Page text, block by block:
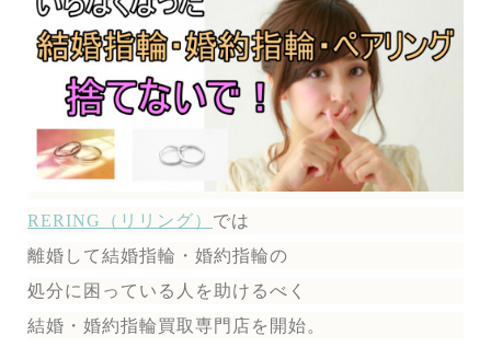
RERING（リリング） では
離婚して結婚指輪・婚約指輪の
処分に困っている人を助けるべく
結婚・婚約指輪買取専門店を開始。